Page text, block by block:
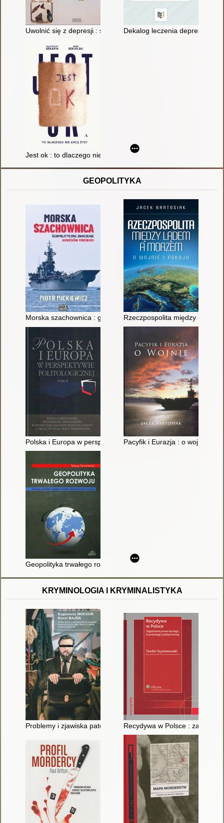
Uwolnić się z depresji : ścieżki do zdrowiaDekalog leczenia depresji :
Jest ok : to dlaczego nie chcę żyć?
GEOPOLITYKA
Morska szachownica : geopolityczne znaczenie akwenów
Rzeczpospolita między lądem
Polska i Europa w perspektywie politologicznej : księga
Pacyfik i Eurazja : o wojnie
Geopolityka trwałego rozwoju : ewolucja cywilizacji i państwa
KRYMINOLOGIA I KRYMINALISTYKA
Problemy i zjawiska patologiczne w społeczeństwie
Recydywa w Polsce :